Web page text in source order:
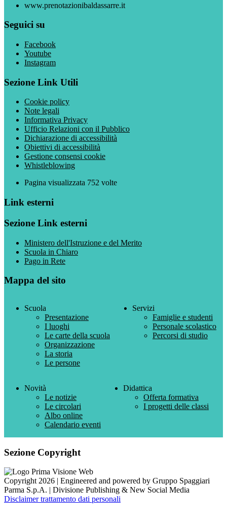
www.prenotazionibaldassarre.it
Seguici su
Facebook
Youtube
Instagram
Sezione Link Utili
Cookie policy
Note legali
Informativa Privacy
Ufficio Relazioni con il Pubblico
Dichiarazione di accessibilità
Obiettivi di accessibilità
Gestione consensi cookie
Whistleblowing
Pagina visualizzata 752 volte
Link esterni
Sezione Link esterni
Ministero dell'Istruzione e del Merito
Scuola in Chiaro
Pago in Rete
Mappa del sito
Scuola
Presentazione
I luoghi
Le carte della scuola
Organizzazione
La storia
Le persone
Servizi
Famiglie e studenti
Personale scolastico
Percorsi di studio
Novità
Le notizie
Le circolari
Albo online
Calendario eventi
Didattica
Offerta formativa
I progetti delle classi
Sezione Copyright
Copyright 2026 | Engineered and powered by Gruppo Spaggiari
Parma S.p.A. | Divisione Publishing & New Social Media
Disclaimer trattamento dati personali